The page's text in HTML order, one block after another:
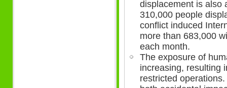
displacement is also
310,000 people
conflict induced
more than 683,000
each month.
The exposure of
increasing, resulting
restricted